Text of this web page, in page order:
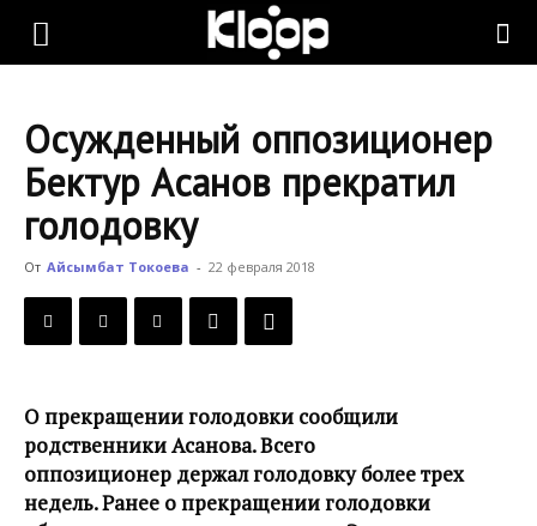
KLOOP.KG
Новости
Кыргызстана
Осужденный оппозиционер
Бектур Асанов прекратил
голодовку
От Айсымбат Токоева - 22 февраля 2018
О прекращении голодовки сообщили
родственники Асанова. Всего
оппозиционер держал голодовку более трех
недель. Ранее о прекращении голодовки